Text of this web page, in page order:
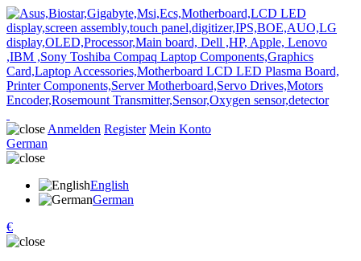
Anmelden Register Mein Konto
German
English
German
€